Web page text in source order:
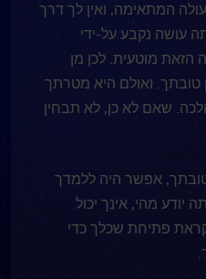
המתאימה, ואין לך דרך
עושה נקבע על-ידי
מוטעית. לכן מן
ואולם היא מטרתך
שאם לא כן, לא תבחין
אפשר היה ללמדך
מהי, אינך יכול
פתיחת שכלך כדי